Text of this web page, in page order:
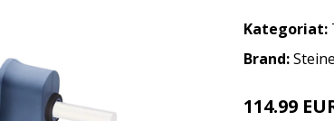
Kategoriat:
Brand:
114.99